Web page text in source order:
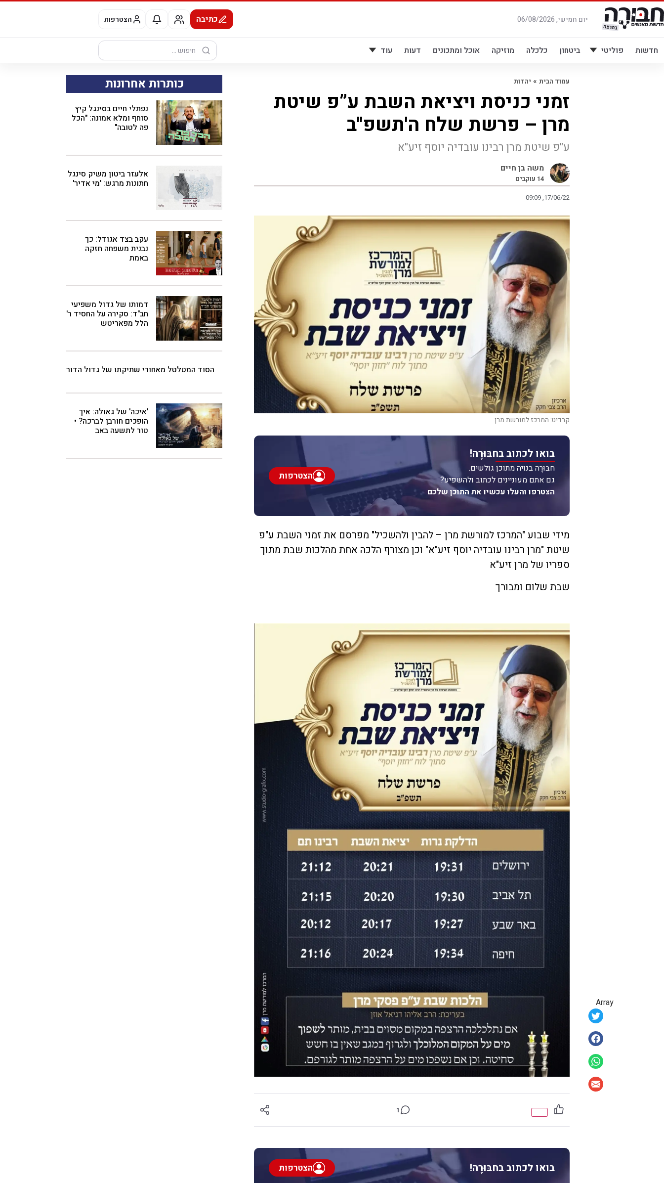
דלג
לתוכן
יום חמישי, 06/08/2026 כתיבה הצטרפות
חדשות פוליטי ביטחון כלכלה מוזיקה אוכל ומתכונים דעות עוד
חיפוש:
Array
עמוד הבית » יהדות
זמני כניסת ויציאת השבת ע”פ שיטת
מרן – פרשת שלח ה'תשפ"ב
ע"פ שיטת מרן רבינו עובדיה יוסף זיע"א
משה בן חיים
14 עוקבים
09:09 ,17/06/22
קרדיט: המרכז למורשת מרן
בואו לכתוב בחבּוּרֶה!
חבּוּרֶה בנויה מתוכן גולשים.
גם אתם מעוניינים לכתוב ולהשפיע?
הצטרפו והעלו עכשיו את התוכן שלכם
הצטרפות
מידי שבוע "המרכז למורשת מרן – להבין ולהשכיל" מפרסם את זמני השבת ע"פ
שיטת "מרן רבינו עובדיה יוסף זיע"א" וכן מצורף הלכה אחת מהלכות שבת מתוך
ספריו של מרן זיע"א
שבת שלום ומבורך
1
בואו לכתוב בחבּוּרֶה! הצטרפות
כותרות אחרונות
נפתלי חיים בסינגל קיץ
סוחף ומלא אמונה: "הכל
פה לטובה"
אלעזר ביטון משיק סינגל
חתונות מרגש: 'מי אדיר'
עקב בצד אגודל: כך
נבנית משפחה חזקה
באמת
דמותו של גדול משפיעי
חב"ד: סקירה על החסיד ר'
הלל מפאריטש
הסוד המטלטל מאחורי שתיקתו של גדול הדור
'איכה' של גאולה: איך
הופכים חורבן לברכה? •
טור לתשעה באב